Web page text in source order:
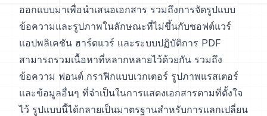
ออกแบบมาเพื่อนำเสนอเอกสาร รวมถึงการจัดรูปแบบ
ข้อความและรูปภาพในลักษณะที่ไม่ขึ้นกับซอฟต์แวร์
แอปพลิเคชัน ฮาร์ดแวร์ และระบบปฏิบัติการ PDF
สามารถรวมเนื้อหาที่หลากหลายไว้ด้วยกัน รวมถึง
ข้อความ ฟอนต์ กราฟิกแบบเวกเตอร์ รูปภาพแรสเตอร์
และข้อมูลอื่นๆ ที่จำเป็นในการแสดงเอกสารตามที่ตั้งใจ
ไว้ รูปแบบนี้ได้กลายเป็นมาตรฐานสำหรับการแลกเปลี่ยน